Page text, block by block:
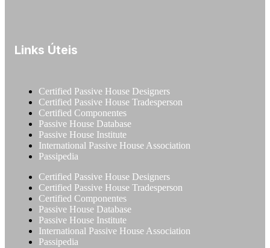
Links Úteis
Certified Passive House Designers
Certified Passive House Tradesperson
Certified Componentes
Passive House Database
Passive House Institute
International Passive House Association
Passipedia
Certified Passive House Designers
Certified Passive House Tradesperson
Certified Componentes
Passive House Database
Passive House Institute
International Passive House Association
Passipedia